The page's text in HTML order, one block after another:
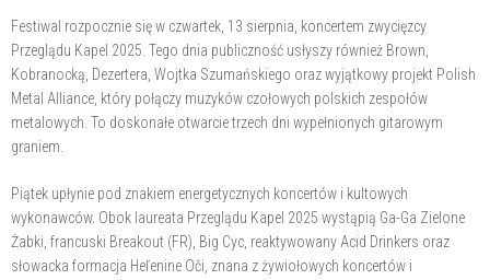
Festiwal rozpocznie się w czwartek, 13 sierpnia, koncertem zwycięzcy
Przeglądu Kapel 2025. Tego dnia publiczność usłyszy również Brown,
Kobranocką, Dezertera, Wojtka Szumańskiego oraz wyjątkowy projekt Polish
Metal Alliance, który połączy muzyków czołowych polskich zespołów
metalowych. To doskonałe otwarcie trzech dni wypełnionych gitarowym
graniem.
Piątek upłynie pod znakiem energetycznych koncertów i kultowych
wykonawców. Obok laureata Przeglądu Kapel 2025 wystąpią Ga-Ga Zielone
Żabki, francuski Breakout (FR), Big Cyc, reaktywowany Acid Drinkers oraz
słowacka formacja Heľenine Oči, znana z żywiołowych koncertów i